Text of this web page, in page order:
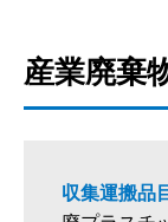
産業廃棄
収集運搬品